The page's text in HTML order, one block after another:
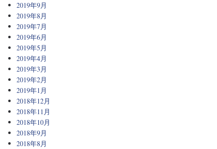
2019年9月
2019年8月
2019年7月
2019年6月
2019年5月
2019年4月
2019年3月
2019年2月
2019年1月
2018年12月
2018年11月
2018年10月
2018年9月
2018年8月